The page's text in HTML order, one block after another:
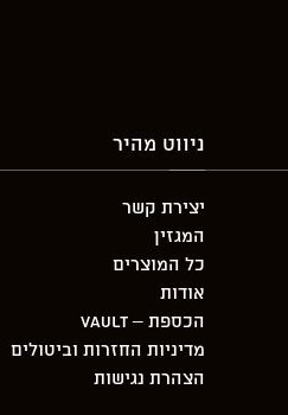
ניווט מהיר
יצירת קשר
המגזין
כל המוצרים
אודות
הכספת – Vault
מדיניות החזרות וביטולים
הצהרת נגישות